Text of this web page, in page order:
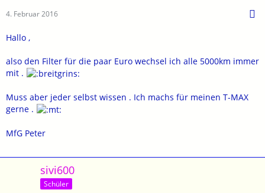
4. Februar 2016
Hallo ,
also den Filter für die paar Euro wechsel ich alle 5000km immer
mit .
Muss aber jeder selbst wissen . Ich machs für meinen T-MAX
gerne .
MfG Peter
sivi600
Schüler